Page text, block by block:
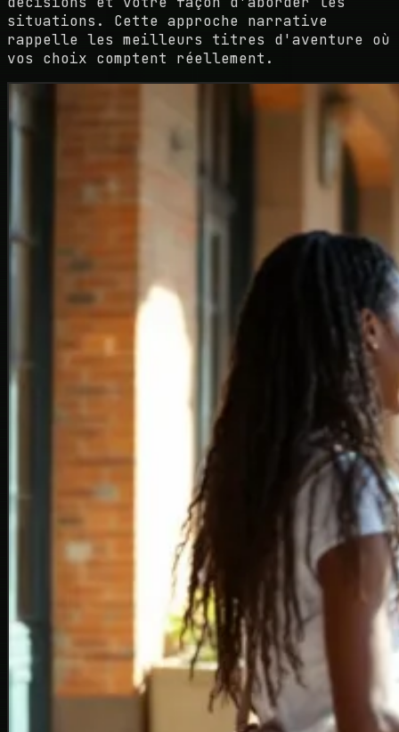
situations. Cette approche narrative
rappelle les meilleurs titres d'aventure où
vos choix comptent réellement.